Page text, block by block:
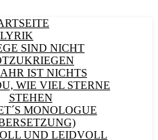
LYRIK
SIND NICHT
IST NICHTS
WIE VIEL STERNE S
TEHEN
MONOLOGUE
UND LEIDVOLL